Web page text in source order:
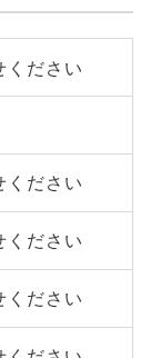
ください
ください
ください
ください